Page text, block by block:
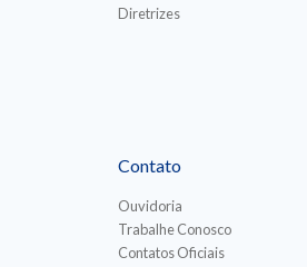
Diretrizes
Contato
Ouvidoria
Trabalhe Conosco
Contatos Oficiais